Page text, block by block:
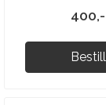
400,-
Bestill